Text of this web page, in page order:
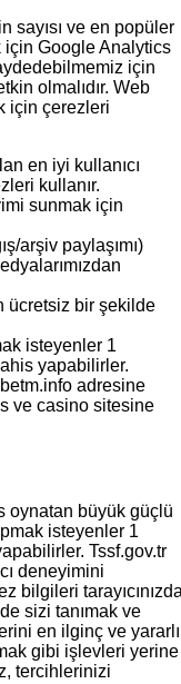
sayısı ve en popüler
Google Analytics
için
olmalıdır. Web
için çerezleri
en iyi kullanıcı
kullanır.
sunmak için
arşiv paylaşımı)
ücretsiz bir şekilde
isteyenler 1
yapabilirler.
adresine
ve casino sitesine
oynatan büyük güçlü
isteyenler 1
Tssf.gov.tr
deneyimini
bilgileri
sizi tanımak ve
en ilginç ve yararlı
gibi işlevleri yerine
tercihlerinizi